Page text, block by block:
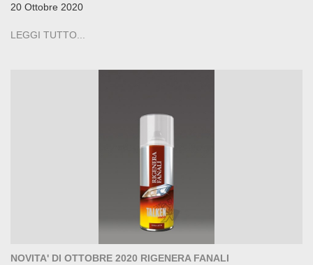
20 Ottobre 2020
LEGGI TUTTO...
NOVITA' DI OTTOBRE 2020 RIGENERA FANALI